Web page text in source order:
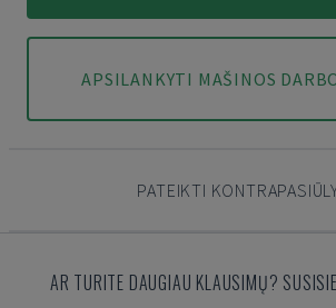
APSILANKYTI MAŠINOS
PATEIKTI
AR TURITE DAUGIAU KLAUSIMŲ?